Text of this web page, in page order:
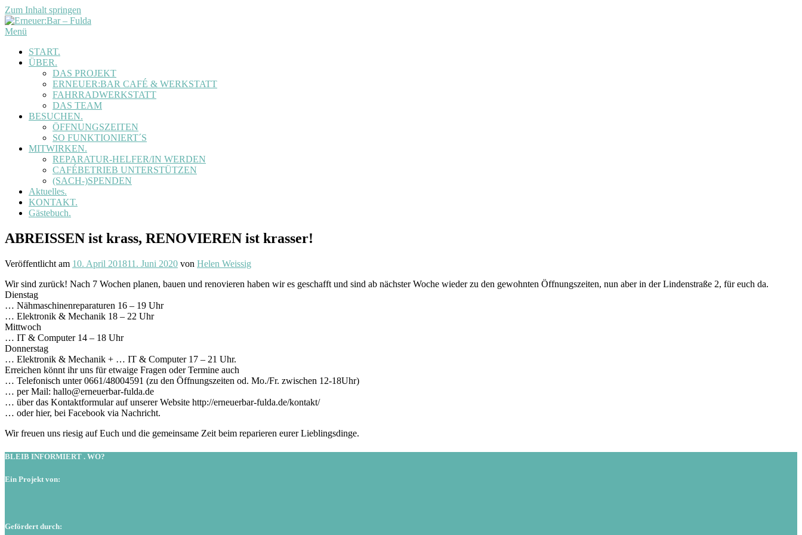
Zum Inhalt springen
Menü
START.
ÜBER.
DAS PROJEKT
ERNEUER:BAR CAFÉ & WERKSTATT
FAHRRADWERKSTATT
DAS TEAM
BESUCHEN.
ÖFFNUNGSZEITEN
SO FUNKTIONIERT´S
MITWIRKEN.
REPARATUR-HELFER/IN WERDEN
CAFÉBETRIEB UNTERSTÜTZEN
(SACH-)SPENDEN
Aktuelles.
KONTAKT.
Gästebuch.
ABREISSEN ist krass, RENOVIEREN ist krasser!
Veröffentlicht am 10. April 201811. Juni 2020 von Helen Weissig
Wir sind zurück! Nach 7 Wochen planen, bauen und renovieren haben wir es geschafft und sind ab nächster Woche wieder zu den gewohnten Öffnungszeiten, nun aber in der Lindenstraße 2, für euch da.
Dienstag
… Nähmaschinenreparaturen 16 – 19 Uhr
… Elektronik & Mechanik 18 – 22 Uhr
Mittwoch
… IT & Computer 14 – 18 Uhr
Donnerstag
… Elektronik & Mechanik + … IT & Computer 17 – 21 Uhr.
Erreichen könnt ihr uns für etwaige Fragen oder Termine auch
… Telefonisch unter 0661/48004591 (zu den Öffnungszeiten od. Mo./Fr. zwischen 12-18Uhr)
… per Mail: hallo@erneuerbar-fulda.de
… über das Kontaktformular auf unserer Website http://erneuerbar-fulda.de/kontakt/
… oder hier, bei Facebook via Nachricht.
Wir freuen uns riesig auf Euch und die gemeinsame Zeit beim reparieren eurer Lieblingsdinge.
BLEIB INFORMIERT . WO?
Ein Projekt von:
Gefördert durch: